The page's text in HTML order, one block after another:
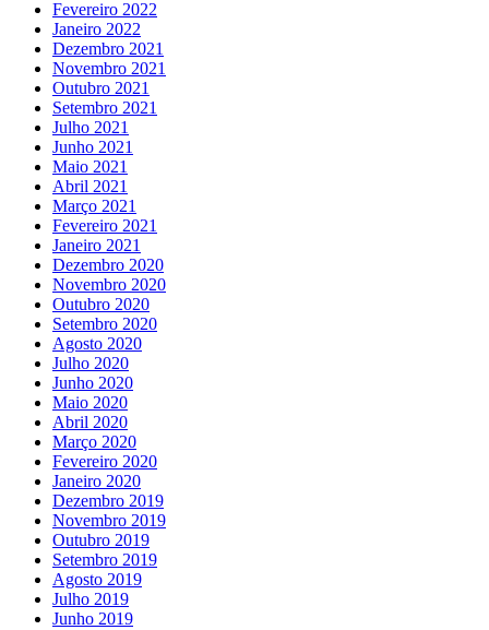
Fevereiro 2022
Janeiro 2022
Dezembro 2021
Novembro 2021
Outubro 2021
Setembro 2021
Julho 2021
Junho 2021
Maio 2021
Abril 2021
Março 2021
Fevereiro 2021
Janeiro 2021
Dezembro 2020
Novembro 2020
Outubro 2020
Setembro 2020
Agosto 2020
Julho 2020
Junho 2020
Maio 2020
Abril 2020
Março 2020
Fevereiro 2020
Janeiro 2020
Dezembro 2019
Novembro 2019
Outubro 2019
Setembro 2019
Agosto 2019
Julho 2019
Junho 2019